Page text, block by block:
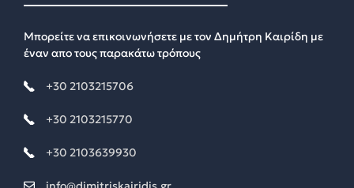
Μπορείτε να επικοινωνήσετε με τον Δημήτρη Καιρίδη με
έναν απο τους παρακάτω τρόπους
+30 2103215706
+30 2103215770
+30 2103639930